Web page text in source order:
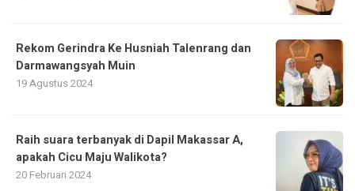
Rekom Gerindra Ke Husniah Talenrang dan
Darmawangsyah Muin
19 Agustus 2024
Raih suara terbanyak di Dapil Makassar A,
apakah Cicu Maju Walikota?
20 Februari 2024